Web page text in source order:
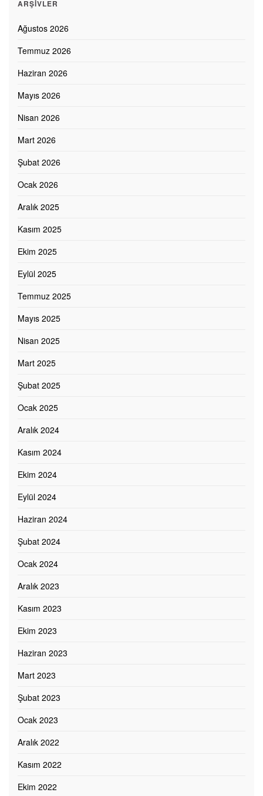
ARŞIVLER
Ağustos 2026
Temmuz 2026
Haziran 2026
Mayıs 2026
Nisan 2026
Mart 2026
Şubat 2026
Ocak 2026
Aralık 2025
Kasım 2025
Ekim 2025
Eylül 2025
Temmuz 2025
Mayıs 2025
Nisan 2025
Mart 2025
Şubat 2025
Ocak 2025
Aralık 2024
Kasım 2024
Ekim 2024
Eylül 2024
Haziran 2024
Şubat 2024
Ocak 2024
Aralık 2023
Kasım 2023
Ekim 2023
Haziran 2023
Mart 2023
Şubat 2023
Ocak 2023
Aralık 2022
Kasım 2022
Ekim 2022